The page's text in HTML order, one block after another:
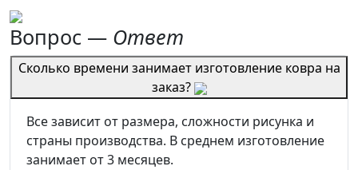
Вопрос — Ответ
Сколько времени занимает изготовление ковра на
заказ?
Все зависит от размера, сложности рисунка и
страны производства. В среднем изготовление
занимает от 3 месяцев.